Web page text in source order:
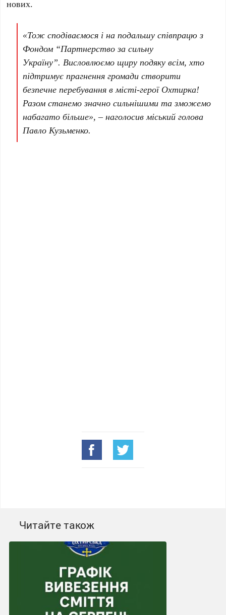
нових.
«Тож сподіваємося і на подальшу співпрацю з
Фондом “Партнерство за сильну
Україну”. Висловлюємо щиру подяку всім, хто
підтримує прагнення громади створити
безпечне перебування в місті-герої Охтирка!
Разом станемо значно сильнішими та зможемо
набагато більше», – наголосив міський голова
Павло Кузьменко.
Читайте також